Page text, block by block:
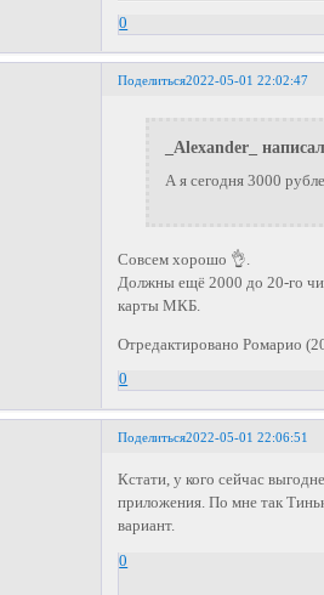
0
Поделиться2022-05-01 22:02:47
_Alexander_
А я сегодня 3000
Совсем хорошо 👌.
Должны ещё 2000 до 20-го
карты МКБ.
Отредактировано Ромарио
0
Поделиться2022-05-01 22:06:51
Кстати, у кого сейчас
приложения. По мне так
вариант.
0